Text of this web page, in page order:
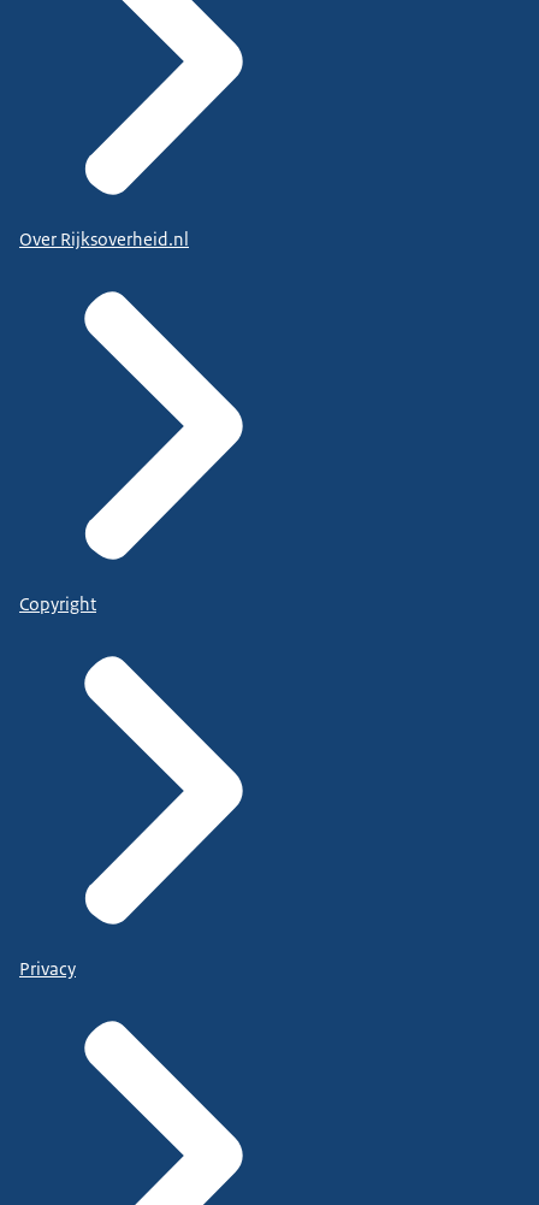
uitvoeren hiervan.
Over Rijksoverheid.nl
Copyright
Privacy